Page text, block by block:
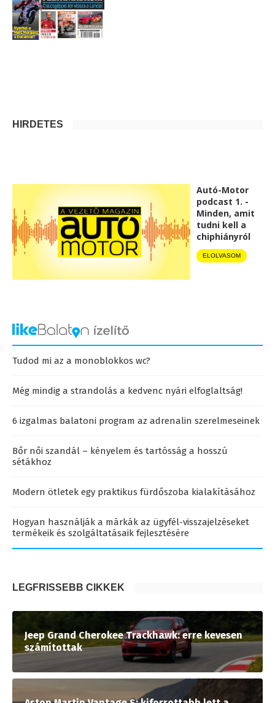
HIRDETÉS
Autó-Motor
podcast 1. -
Minden, amit
tudni kell a
chiphiányról
ELOLVASOM
Tudod mi az a monoblokkos wc?
Még mindig a strandolás a kedvenc nyári elfoglaltság!
6 izgalmas balatoni program az adrenalin szerelmeseinek
Bőr női szandál – kényelem és tartósság a hosszú
sétákhoz
Modern ötletek egy praktikus fürdőszoba kialakításához
Hogyan használják a márkák az ügyfél-visszajelzéseket
termékeik és szolgáltatásaik fejlesztésére
LEGFRISSEBB CIKKEK
Jeep Grand Cherokee Trackhawk: erre kevesen
számítottak